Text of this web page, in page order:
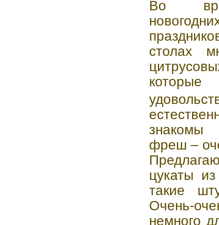
Во
столах
знакомы
фреш –
цукаты
такие
Очень-
немного